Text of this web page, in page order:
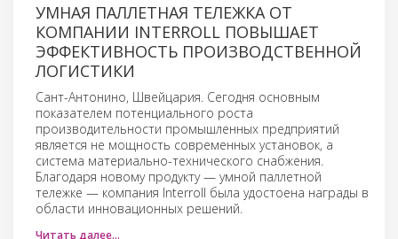
УМНАЯ ПАЛЛЕТНАЯ ТЕЛЕЖКА ОТ
КОМПАНИИ INTERROLL ПОВЫШАЕТ
ЭФФЕКТИВНОСТЬ ПРОИЗВОДСТВЕННОЙ
ЛОГИСТИКИ
Сант-Антонино, Швейцария. Сегодня основным
показателем потенциального роста
производительности промышленных предприятий
является не мощность современных установок, а
система материально-технического снабжения.
Благодаря новому продукту — умной паллетной
тележке — компания Interroll была удостоена награды в
области инновационных решений.
Читать далее…